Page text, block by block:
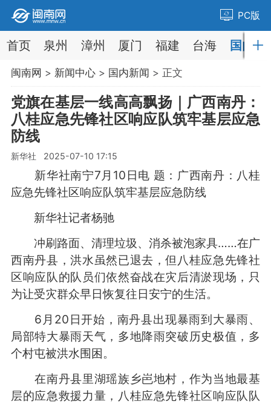
PC版
首页 泉州 漳州 厦门 福建 台海 国内
闽南网 > 新闻中心> 国内新闻 > 正文
党旗在基层一线高高飘扬｜广西南丹：
八桂应急先锋社区响应队筑牢基层应急
防线
新华社 2025-07-10 17:15
新华社南宁7月10日电 题：广西南丹：八桂
应急先锋社区响应队筑牢基层应急防线
新华社记者杨驰
冲刷路面、清理垃圾、消杀被泡家具……在广
西南丹县，洪水虽然已退去，但八桂应急先锋社
区响应队的队员们依然奋战在灾后清淤现场，只
为让受灾群众早日恢复往日安宁的生活。
6月20日开始，南丹县出现暴雨到大暴雨、
局部特大暴雨天气，多地降雨突破历史极值，多
个村屯被洪水围困。
在南丹县里湖瑶族乡岜地村，作为当地最基
层的应急救援力量，八桂应急先锋社区响应队队